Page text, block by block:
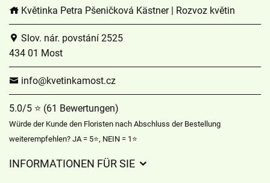
Květinka Petra Pšeničková Kästner | Rozvoz květin
Slov. nár. povstání 2525
434 01 Most
info@kvetinkamost.cz
5.0/5 ⭐ (61 Bewertungen)
Würde der Kunde den Floristen nach Abschluss der Bestellung
weiterempfehlen? JA = 5⭐, NEIN = 1⭐
INFORMATIONEN FÜR SIE